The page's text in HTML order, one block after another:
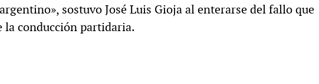
sostuvo José Luis Gioja al enterarse del fallo que
la conducción partidaria.